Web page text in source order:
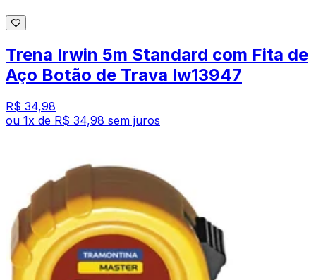
Trena Irwin 5m Standard com Fita de
Aço Botão de Trava Iw13947
R$ 34,98
ou 1x de R$ 34,98 sem juros